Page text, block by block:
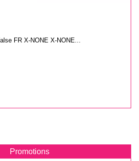
FR X-NONE X-NONE...
Promotions